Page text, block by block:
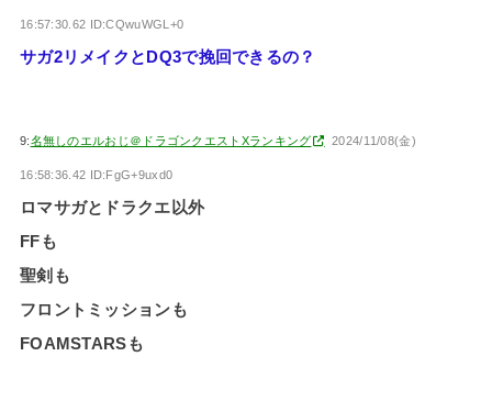
16:57:30.62 ID:CQwuWGL+0
サガ2リメイクとDQ3で挽回できるの？
9:名無しのエルおじ＠ドラゴンクエストXランキング 2024/11/08(金)
16:58:36.42 ID:FgG+9uxd0
ロマサガとドラクエ以外
FFも
聖剣も
フロントミッションも
FOAMSTARSも